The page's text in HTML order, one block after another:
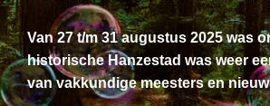
Van 27 t/m 31 augustus 2025 was
historische Hanzestad was weer
van vakkundige meesters en